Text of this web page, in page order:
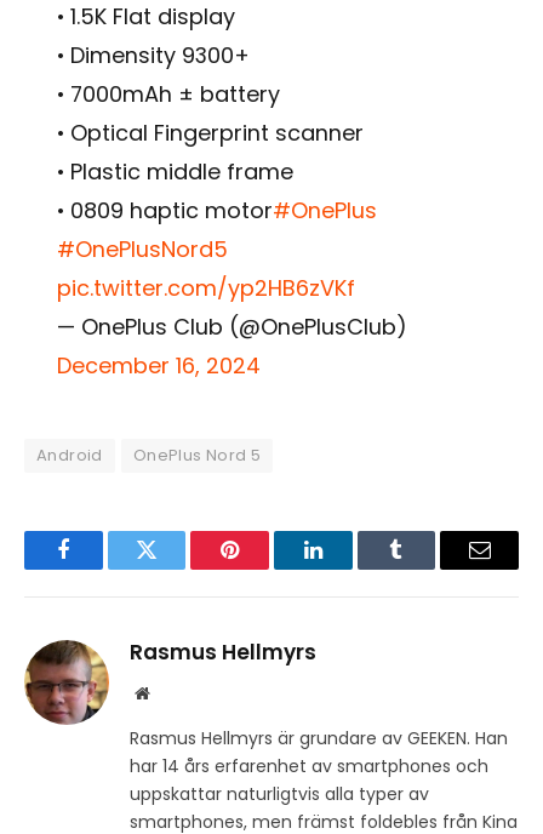
• 1.5K Flat display
• Dimensity 9300+
• 7000mAh ± battery
• Optical Fingerprint scanner
• Plastic middle frame
• 0809 haptic motor#OnePlus
#OnePlusNord5
pic.twitter.com/yp2HB6zVKf
— OnePlus Club (@OnePlusClub)
December 16, 2024
Android OnePlus Nord 5
FacebookTwitter Pinterest LinkedInTumblr Email
Rasmus Hellmyrs
Website
Rasmus Hellmyrs är grundare av GEEKEN. Han
har 14 års erfarenhet av smartphones och
uppskattar naturligtvis alla typer av
smartphones, men främst foldebles från Kina